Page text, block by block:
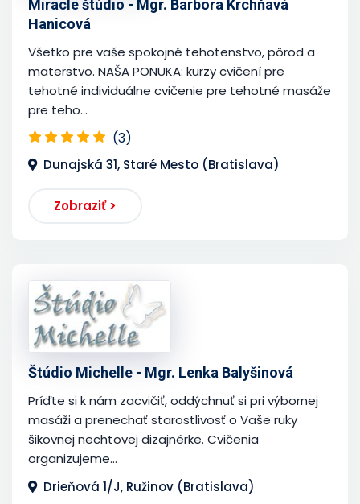
Miracle štúdio - Mgr. Barbora Krchňavá
Hanicová
Všetko pre vaše spokojné tehotenstvo, pôrod a
materstvo. NAŠA PONUKA: kurzy cvičení pre
tehotné individuálne cvičenie pre tehotné masáže
pre teho...
(3)
Dunajská 31, Staré Mesto (Bratislava)
Zobraziť >
Štúdio Michelle - Mgr. Lenka Balyšinová
Príďte si k nám zacvičiť, oddýchnuť si pri výbornej
masáži a prenechať starostlivosť o Vaše ruky
šikovnej nechtovej dizajnérke. Cvičenia
organizujeme...
Drieňová 1/J, Ružinov (Bratislava)